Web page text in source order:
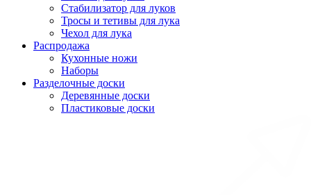
Стабилизатор для луков
Тросы и тетивы для лука
Чехол для лука
Распродажа
Кухонные ножи
Наборы
Разделочные доски
Деревянные доски
Пластиковые доски